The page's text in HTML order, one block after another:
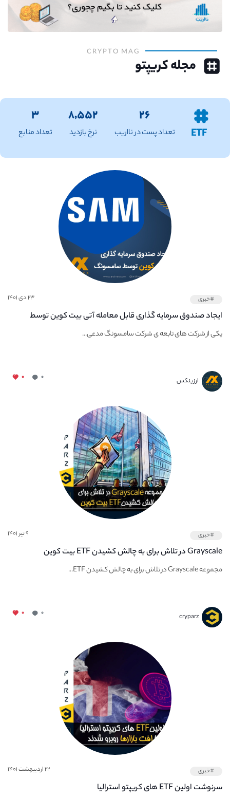
CRYPTO MAG
مجله کریپتو
ETF
۲۶
تعداد پست در نااریب
۸,۵۵۲
نرخ بازدید
۳
تعداد منابع
#خبری ۲۳ دی ۱۴۰۱
ایجاد صندوق سرمایه‌ گذاری‌ قابل‌ معامله آتی بیت کوین توسط
سامسونگ
یکی از شرکت های تابعه ی شرکت سامسونگ مدعی...
ارزینکس ۰ ۰
#خبری ۹ تیر ۱۴۰۱
Grayscale در تلاش برای به چالش کشیدن ETF بیت کوین
مجموعه Grayscale در تلاش برای به چالش کشیدن ETF...
cryparz ۰ ۰
#خبری ۲۲ اردیبهشت ۱۴۰۱
سرنوشت اولین ETF های کریپتو استرالیا